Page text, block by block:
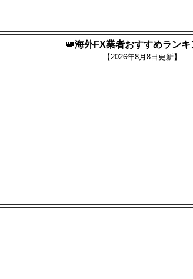
👑海外FX業者おすすめランキ
【2026年8月8日更新】